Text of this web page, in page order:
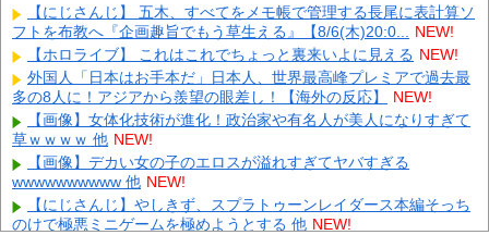
【にじさんじ】 五木、すべてをメモ帳で管理する長尾に表計算ソ
フトを布教へ『企画趣旨でもう草生える』【8/6(木)20:0... NEW!
【ホロライブ】 これはこれでちょっと裏来いよに見える NEW!
外国人「日本はお手本だ」日本人、世界最高峰プレミアで過去最
多の8人に！アジアから羨望の眼差し！【海外の反応】
NEW!
【画像】女体化技術が進化！政治家や有名人が美人になりすぎて
草ｗｗｗｗ 他 NEW!
【画像】デカい女の子のエロスが溢れすぎてヤバすぎる
wwwwwwwwww 他 NEW!
【にじさんじ】やしきず、スプラトゥーンレイダース本編そっち
のけで極悪ミニゲームを極めようとする 他 NEW!